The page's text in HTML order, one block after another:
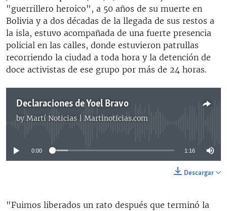
"guerrillero heroico", a 50 años de su muerte en
Bolivia y a dos décadas de la llegada de sus restos a
la isla, estuvo acompañada de una fuerte presencia
policial en las calles, donde estuvieron patrullas
recorriendo la ciudad a toda hora y la detención de
doce activistas de ese grupo por más de 24 horas.
Declaraciones de Yoel Bravo
by Martí Noticias | Martinoticias.com
No media source currently available
0:00 1:16
Descargar
"Fuimos liberados un rato después que terminó la